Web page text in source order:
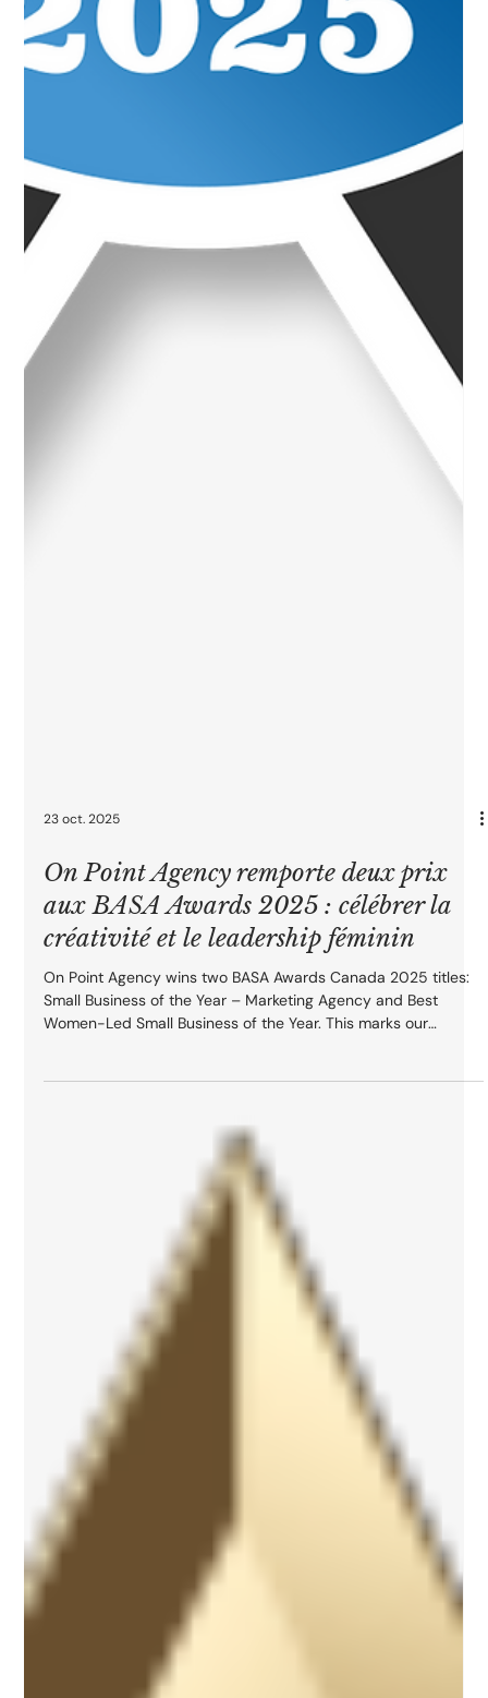
23 oct. 2025
On Point Agency remporte deux prix
aux BASA Awards 2025 : célébrer la
Small Business of the Year – Marketing Agency and Best
Women-Led Small Business of the Year. This marks our
second consecutive year of national recognition and
celebrates the creativity, collaboration, and courage that
define our women-led team. Thank you to our clients and
community for believing in bold ideas and helping us make an